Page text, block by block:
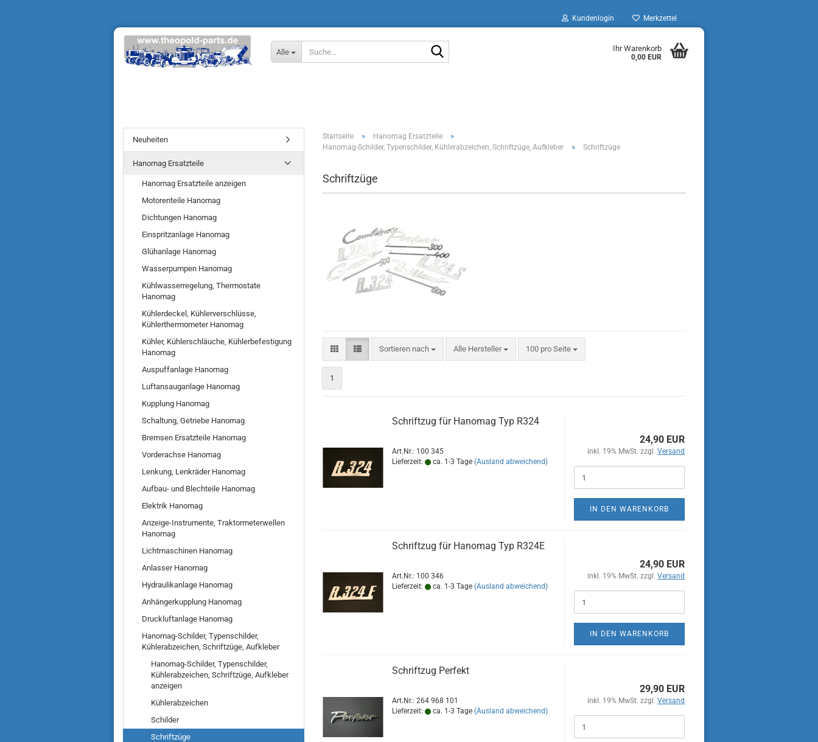
Kundenlogin Merkzettel
Alle Ihr Warenkorb
0,00 EUR
Startseite » Hanomag Ersatzteile »
Hanomag-Schilder, Typenschilder, Kühlerabzeichen, Schriftzüge, Aufkleber » Schriftzüge
Schriftzüge
Sortieren nach
Sortieren nach Alle Hersteller 100 pro Seite
pro Seite
1
Schriftzug für Hanomag Typ R324
Art.Nr.: 100 345
Lieferzeit:
ca. 1-3 Tage (Ausland abweichend)
24,90 EUR
inkl. 19% MwSt. zzgl.Versand
IN DEN WARENKORB
Schriftzug für Hanomag Typ R324E
Art.Nr.: 100 346
Lieferzeit:
ca. 1-3 Tage (Ausland abweichend)
24,90 EUR
inkl. 19% MwSt. zzgl.Versand
IN DEN WARENKORB
Schriftzug Perfekt
Art.Nr.: 264 968 101
Lieferzeit:
ca. 1-3 Tage (Ausland abweichend)
29,90 EUR
inkl. 19% MwSt. zzgl.Versand
Neuheiten
Hanomag Ersatzteile
Hanomag Ersatzteile anzeigen
Motorenteile Hanomag
Dichtungen Hanomag
Einspritzanlage Hanomag
Glühanlage Hanomag
Wasserpumpen Hanomag
Kühlwasserregelung, Thermostate
Hanomag
Kühlerdeckel, Kühlerverschlüsse,
Kühlerthermometer Hanomag
Kühler, Kühlerschläuche, Kühlerbefestigung
Hanomag
Auspuffanlage Hanomag
Luftansauganlage Hanomag
Kupplung Hanomag
Schaltung, Getriebe Hanomag
Bremsen Ersatzteile Hanomag
Vorderachse Hanomag
Lenkung, Lenkräder Hanomag
Aufbau- und Blechteile Hanomag
Elektrik Hanomag
Anzeige-Instrumente, Traktormeterwellen
Hanomag
Lichtmaschinen Hanomag
Anlasser Hanomag
Hydraulikanlage Hanomag
Anhängerkupplung Hanomag
Druckluftanlage Hanomag
Hanomag-Schilder, Typenschilder,
Kühlerabzeichen, Schriftzüge, Aufkleber
Hanomag-Schilder, Typenschilder,
Kühlerabzeichen, Schriftzüge, Aufkleber
anzeigen
Kühlerabzeichen
Schilder
Schriftzüge